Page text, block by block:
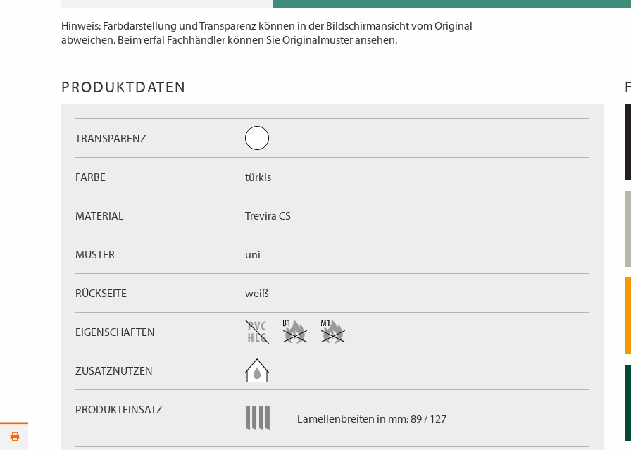
Hinweis: Farbdarstellung und Transparenz können in der Bildschirmansicht vom Original
abweichen. Beim erfal Fachhändler können Sie Originalmuster ansehen.
PRODUKTDATEN
TRANSPARENZ
FARBE türkis
MATERIAL Trevira CS
MUSTER uni
RÜCKSEITE weiß
EIGENSCHAFTEN
ZUSATZNUTZEN
PRODUKTEINSATZ
Lamellenbreiten in mm: 89 / 127